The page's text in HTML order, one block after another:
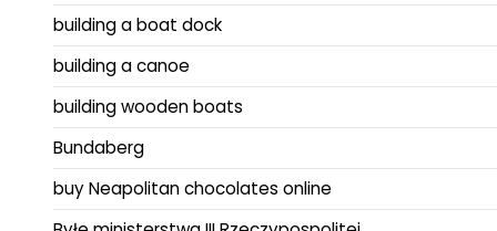
building a boat dock
building a canoe
building wooden boats
Bundaberg
buy Neapolitan chocolates online